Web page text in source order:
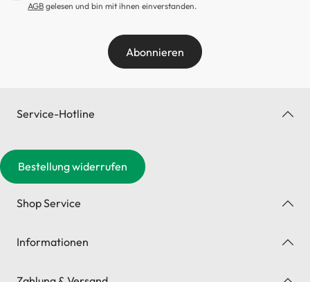
AGB gelesen und bin mit ihnen einverstanden.
Abonnieren
Service-Hotline
Bestellung widerrufen
Shop Service
Informationen